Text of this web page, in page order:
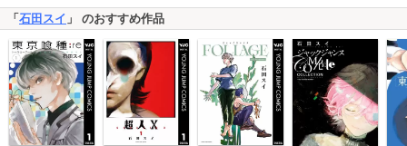
「 石田スイ 」 のおすすめ作品